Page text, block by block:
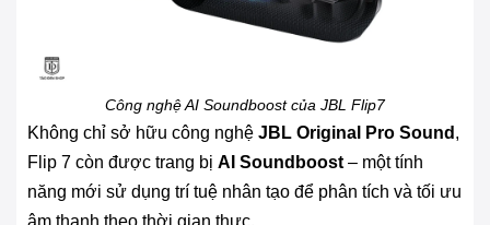
Công nghệ AI Soundboost của JBL Flip7
Không chỉ sở hữu công nghệ JBL Original Pro Sound ,
Flip 7 còn được trang bị AI Soundboost – một tính
năng mới sử dụng trí tuệ nhân tạo để phân tích và tối ưu
âm thanh theo thời gian thực.